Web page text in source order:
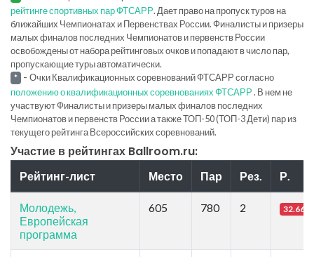
рейтинге спортивных пар ФТСАРР. Дает право на пропуск туров на
ближайших Чемпионатах и Первенствах России. Финалисты и призеры
малых финалов последних Чемпионатов и первенств России
освобождены от набора рейтинговых очков и попадают в число пар,
пропускающие туры автоматически.
* - Очки Квалификационных соревнований ФТСАРР согласно
положению о квалификационных соревнованиях ФТСАРР. В нем не
участвуют Финалисты и призеры малых финалов последних
Чемпионатов и первенств России а также ТОП-50 (ТОП-3 Дети) пар из
текущего рейтинга Всероссийских соревнований.
Участие в рейтингах Ballroom.ru:
Рейтинг-лист Место Пар Рез. Р.
Молодежь,
Европейская
программа
605 780 2 32.66